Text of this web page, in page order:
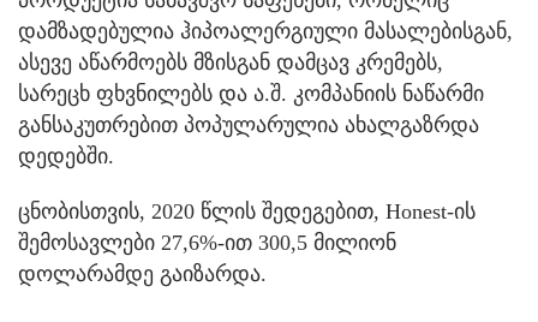
დამზადებულია ჰიპოალერგიული მასალებისგან,
ასევე აწარმოებს მზისგან დამცავ კრემებს,
სარეცხ ფხვნილებს და ა.შ. კომპანიის ნაწარმი
განსაკუთრებით პოპულარულია ახალგაზრდა
დედებში.
ცნობისთვის, 2020 წლის შედეგებით, Honest-ის
შემოსავლები 27,6%-ით 300,5 მილიონ
დოლარამდე გაიზარდა.